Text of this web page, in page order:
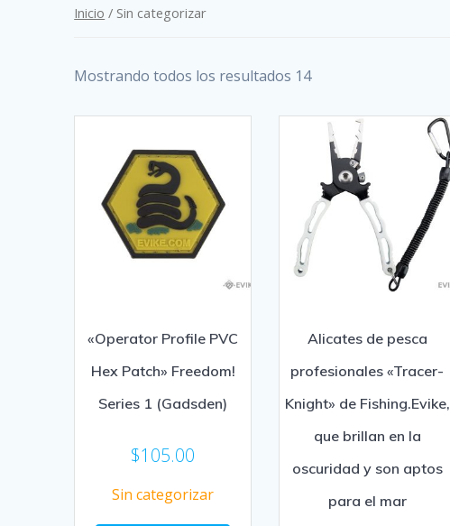
Inicio / Sin categorizar
Mostrando todos los resultados 14
«Operator Profile PVC
Hex Patch» Freedom!
Series 1 (Gadsden)
$105.00
Sin categorizar
Alicates de pesca
profesionales «Tracer-
Knight» de Fishing.Evike,
que brillan en la
oscuridad y son aptos
para el mar